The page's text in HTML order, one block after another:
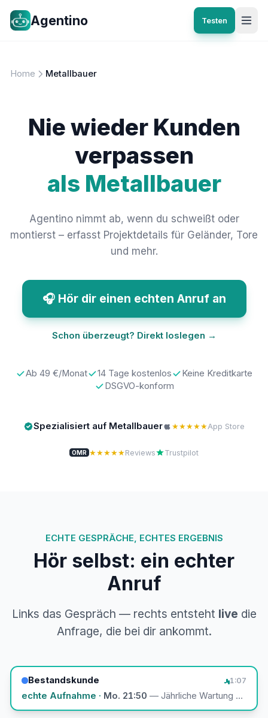
Agentino Testen
Home Metallbauer
Nie wieder Kunden
verpassen
als Metallbauer
Agentino nimmt ab, wenn du schweißt oder
montierst – erfasst Projektdetails für Geländer, Tore
und mehr.
🎧 Hör dir einen echten Anruf an
Schon überzeugt? Direkt loslegen →
Ab 49 €/Monat 14 Tage kostenlos
Keine Kreditkarte
DSGVO-konform
Spezialisiert auf Metallbauer ★★★★★App Store
OMR ★★★★★Reviews Trustpilot
ECHTE GESPRÄCHE, ECHTES ERGEBNIS
Hör selbst: ein echter
Anruf
Links das Gespräch — rechts entsteht live die
Anfrage, die bei dir ankommt.
Bestandskunde 1:07
echte Aufnahme · Mo. 21:50 — Jährliche Wartung